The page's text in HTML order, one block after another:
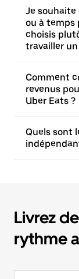
Je souhaite
ou à temps
choisis
travailler
Comment
revenus
Uber Eats ?
Quels sont
Livrez
rythme